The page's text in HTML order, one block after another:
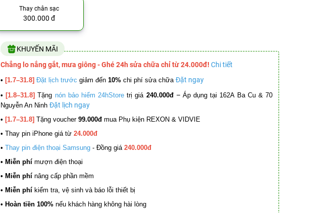
Thay chân sạc
300.000 đ
KHUYẾN MÃI
Chẳng lo nắng gắt, mưa giông - Ghé 24h sửa chữa chỉ từ 24.000đ! Chi tiết
• [1.7–31.8] Đặt lịch trước giảm đến 10% chi phí sửa chữa Đặt ngay
• [1.8–31.8] Tặng nón bảo hiểm 24hStore trị giá 240.000đ – Áp dụng tại 162A Ba Cu & 70
Nguyễn An Ninh Đặt lịch ngay
• [1.7–31.8] Tặng voucher 99.000đ mua Phụ kiện REXON & VIDVIE
• Thay pin iPhone giá từ 24.000đ
• Thay pin điện thoại Samsung - Đồng giá 240.000đ
• Miễn phí mượn điện thoại
• Miễn phí nâng cấp phần mềm
• Miễn phí kiểm tra, vệ sinh và báo lỗi thiết bị
• Hoàn tiền 100% nếu khách hàng không hài lòng